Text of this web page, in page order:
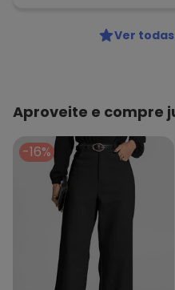
Ver
Aproveite e compre
-16%